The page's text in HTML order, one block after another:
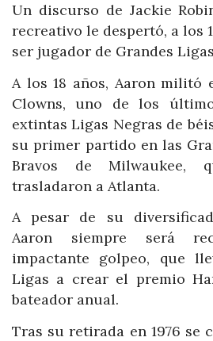
Un discurso de Jackie
recreativo le despertó, a los
ser jugador de Grandes
A los 18 años, Aaron militó
Clowns, uno de los
extintas Ligas Negras de
su primer partido en las
Bravos de Milwaukee,
trasladaron a Atlanta.
A pesar de su
Aaron siempre será
impactante golpeo, que
Ligas a crear el premio
bateador anual.
Tras su retirada en 1976 se